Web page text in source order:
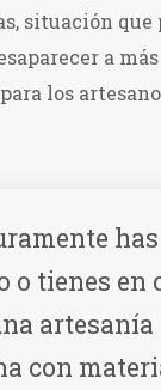
situación que
a
los
has
o tienes en
artesanía
con